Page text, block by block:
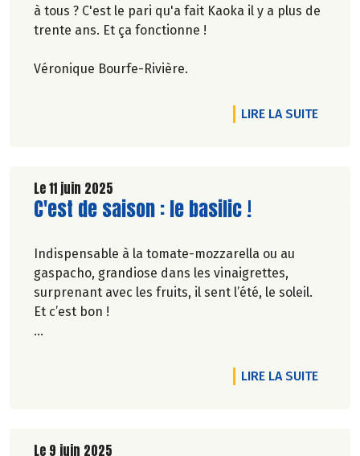
à tous ? C'est le pari qu'a fait Kaoka il y a plus de
trente ans. Et ça fonctionne !
Véronique Bourfe-Rivière.
LIRE LA SUITEDE
Le 11 juin 2025
Lire la suite de l'article
C'est de saison : le basilic !
Indispensable à la tomate-mozzarella ou au
gaspacho, grandiose dans les vinaigrettes,
surprenant avec les fruits, il sent l’été, le soleil.
Et c’est bon !
LIRE LA SUITEDE
Le 9 juin 2025